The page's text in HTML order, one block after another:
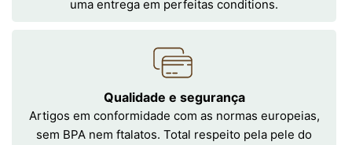
uma entrega em perfeitas conditions.
Qualidade e segurança
Artigos em conformidade com as normas europeias,
sem BPA nem ftalatos. Total respeito pela pele do